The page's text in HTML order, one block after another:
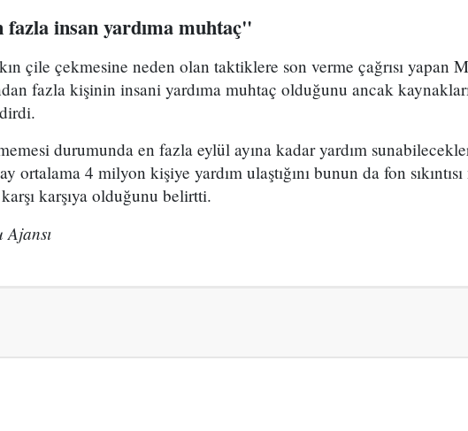
insan yardıma muhtaç"
çile çekmesine neden olan taktiklere son verme çağrısı yapan
fazla kişinin insani yardıma muhtaç olduğunu ancak
durumunda en fazla eylül ayına kadar yardım
ortalama 4 milyon kişiye yardım ulaştığını bunun da fon
karşıya olduğunu belirtti.